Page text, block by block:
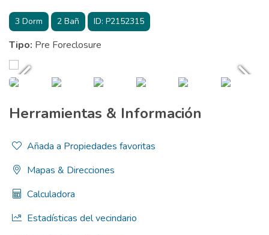
3 Dorm 2 Bañ ID: P2152315
Tipo: Pre Foreclosure
Herramientas & Información
Añada a Propiedades favoritas
Mapas & Direcciones
Calculadora
Estadísticas del vecindario